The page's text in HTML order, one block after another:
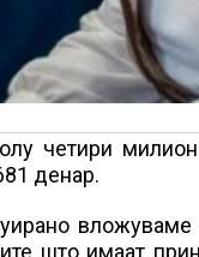
четири
денар.
што имаат